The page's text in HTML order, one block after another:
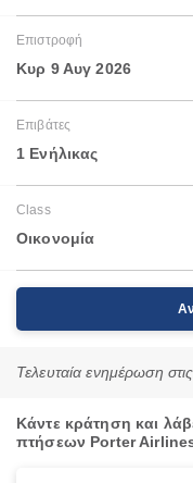
Επιστροφή
Κυρ 9 Αυγ 2026
Επιβάτες
1 Ενήλικας
Class
Οικονομία
Τελευταία ενημέρωση στις
Κάντε κράτηση και
πτήσεων Porter